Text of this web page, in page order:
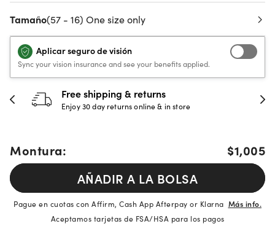
Tamaño(57 - 16) One size only
Aplicar seguro de visión
Sync your vision insurance and see your benefits applied.
Free shipping & returns
Enjoy 30 day returns online & in store
Montura:
$1,005
AÑADIR A LA BOLSA
Pague en cuotas con Affirm, Cash App Afterpay or Klarna Más info.
Aceptamos tarjetas de FSA/HSA para los pagos